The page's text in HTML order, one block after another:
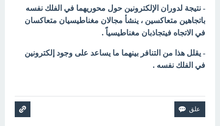
- نتيجة لدوران الإلكترونين حول محوريهما في الفلك نفسه
باتجاهين متعاكسين ، ينشأ مجالان مغناطیسیان متعاكسان
في الاتجاه فيتجاذبان مغناطيسياً .
- يقلل هذا من التنافر بينهما ما يساعد على وجود إلكترونين
في الفلك نفسه .